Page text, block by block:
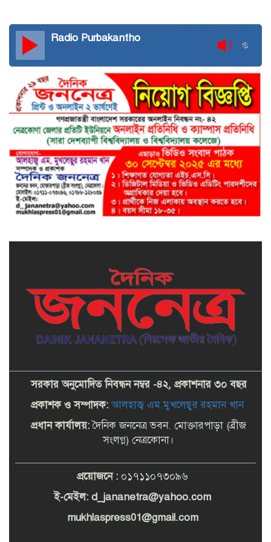
Radio Purbakantho
সরকার অনুমোদিত নিবন্ধন নম্বর -৪২, প্রকাশনার ৩০ বছর
প্রকাশক ও সম্পাদক:আলহাজ্ব এম.মুখলেছুর রহমান খান
প্রধান কার্যালয়:দৈনিক জননেত্র ভবন. মোক্তারপাড়া (ব্রীজ
সংলগ্ন) নেত্রকোনা।
প্রয়োজনে : ০১৭১১০৭৩০৯৬
ই-মেইল: d_ jananetra@yahoo.com
mukhlaspress01@gmail.com